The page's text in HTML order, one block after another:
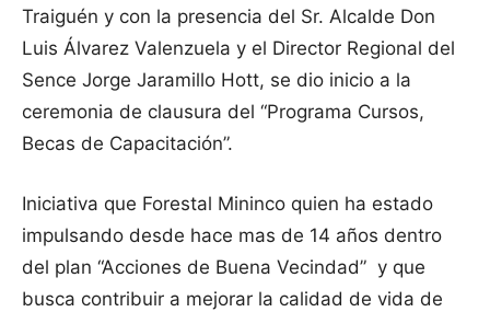
Traiguén y con la presencia del Sr. Alcalde Don
Luis Álvarez Valenzuela y el Director Regional del
Sence Jorge Jaramillo Hott, se dio inicio a la
ceremonia de clausura del “Programa Cursos,
Becas de Capacitación”.
Iniciativa que Forestal Mininco quien ha estado
impulsando desde hace mas de 14 años dentro
del plan “Acciones de Buena Vecindad” y que
busca contribuir a mejorar la calidad de vida de